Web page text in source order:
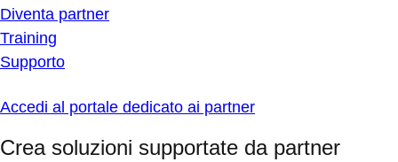
Diventa partner
Training
Supporto
Accedi al portale dedicato ai partner
Crea soluzioni supportate da partner